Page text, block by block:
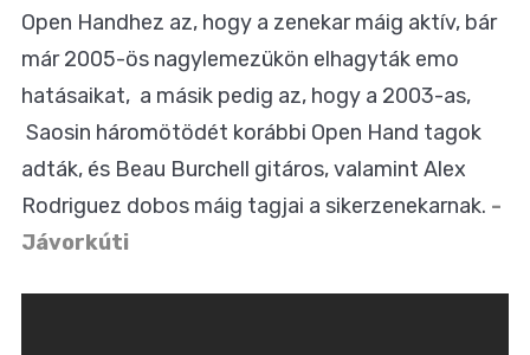
Open Handhez az, hogy a zenekar máig aktív, bár
már 2005-ös nagylemezükön elhagyták emo
hatásaikat, a másik pedig az, hogy a 2003-as,
Saosin háromötödét korábbi Open Hand tagok
adták, és Beau Burchell gitáros, valamint Alex
Rodriguez dobos máig tagjai a sikerzenekarnak. -
Jávorkúti